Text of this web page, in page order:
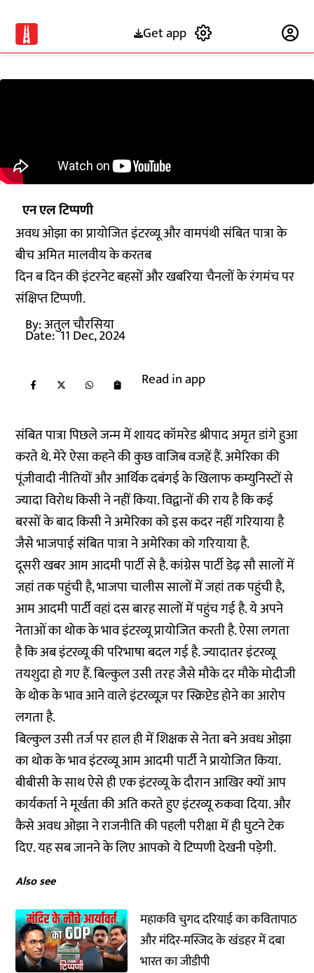
Get app
एन एल टिप्पणी
अवध ओझा का प्रायोजित इंटरव्यू और वामपंथी संबित पात्रा के
बीच अमित मालवीय के करतब
दिन ब दिन की इंटरनेट बहसों और खबरिया चैनलों के रंगमंच पर
संक्षिप्त टिप्पणी.
By:अतुल चौरसिया
Date: 11 Dec, 2024
Read in app
संबित पात्रा पिछले जन्म में शायद कॉमरेड श्रीपाद अमृत डांगे हुआ
करते थे. मेरे ऐसा कहने की कुछ वाजिब वजहें हैं. अमेरिका की
पूंजीवादी नीतियों और आर्थिक दबंगई के खिलाफ कम्युनिस्टों से
ज्यादा विरोध किसी ने नहीं किया. विद्वानों की राय है कि कई
बरसों के बाद किसी ने अमेरिका को इस कदर नहीं गरियाया है
जैसे भाजपाई संबित पात्रा ने अमेरिका को गरियाया है.
दूसरी खबर आम आदमी पार्टी से है. कांग्रेस पार्टी डेढ़ सौ सालों में
जहां तक पहुंची है, भाजपा चालीस सालों में जहां तक पहुंची है,
आम आदमी पार्टी वहां दस बारह सालों में पहुंच गई है. ये अपने
नेताओं का थोक के भाव इंटरव्यू प्रायोजित करती है. ऐसा लगता
है कि अब इंटरव्यू की परिभाषा बदल गई है. ज्यादातर इंटरव्यू
तयशुदा हो गए हैं. बिल्कुल उसी तरह जैसे मौके दर मौके मोदीजी
के थोक के भाव आने वाले इंटरव्यूज़ पर स्क्रिप्टेड होने का आरोप
लगता है.
बिल्कुल उसी तर्ज पर हाल ही में शिक्षक से नेता बने अवध ओझा
का थोक के भाव इंटरव्यू आम आदमी पार्टी ने प्रायोजित किया.
बीबीसी के साथ ऐसे ही एक इंटरव्यू के दौरान आखिर क्यों आप
कार्यकर्ता ने मूर्खता की अति करते हुए इंटरव्यू रुकवा दिया. और
कैसे अवध ओझा ने राजनीति की पहली परीक्षा में ही घुटने टेक
दिए. यह सब जानने के लिए आपको ये टिप्पणी देखनी पड़ेगी.
Also see
महाकवि चुगद दरियाई का कवितापाठ
और मंदिर-मस्जिद के खंडहर में दबा
भारत का जीडीपी